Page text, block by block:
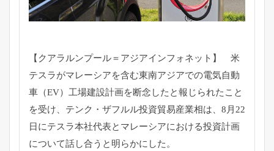
【クアラルンプール＝アジアインフォネット】 米
テスラがマレーシアを含む東南アジアでの電気自動
車（EV）工場建設計画を断念したと報じられたこと
を受け、テンク・ザフルル投資貿易産業相は、8月22
日にテスラ本社代表とマレーシアにおける投資計画
について話し合うと明らかにした。